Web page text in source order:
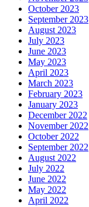
October 2023
September 2023
August 2023
July 2023
June 2023
May 2023
April 2023
March 2023
February 2023
January 2023
December 2022
November 2022
October 2022
September 2022
August 2022
July 2022
June 2022
May 2022
April 2022